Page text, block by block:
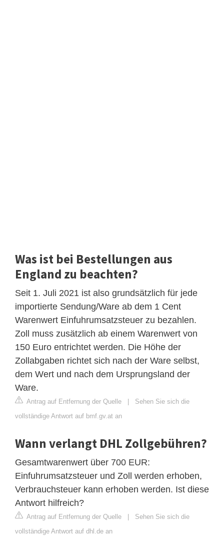
Was ist bei Bestellungen aus
England zu beachten?
Seit 1. Juli 2021 ist also grundsätzlich für jede
importierte Sendung/Ware ab dem 1 Cent
Warenwert Einfuhrumsatzsteuer zu bezahlen.
Zoll muss zusätzlich ab einem Warenwert von
150 Euro entrichtet werden. Die Höhe der
Zollabgaben richtet sich nach der Ware selbst,
dem Wert und nach dem Ursprungsland der
Ware.
Antrag auf Entfernung der Quelle | Sehen Sie sich die
vollständige Antwort auf bmf.gv.at an
Wann verlangt DHL Zollgebühren?
Gesamtwarenwert über 700 EUR:
Einfuhrumsatzsteuer und Zoll werden erhoben,
Verbrauchsteuer kann erhoben werden. Ist diese
Antwort hilfreich?
Antrag auf Entfernung der Quelle | Sehen Sie sich die
vollständige Antwort auf dhl.de an